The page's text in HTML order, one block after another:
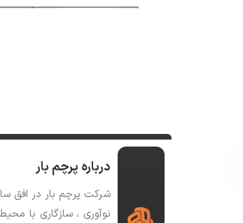
درباره پرچم بار
شرکت پرچم بار در افق سال ۱۴۰۴، یک شرکت بزرگ مقیاس هوشمند از نظر میزان حمل بار ، ناوگان و شبکه همکاران در سطح
نوآوری ، سازگاری با